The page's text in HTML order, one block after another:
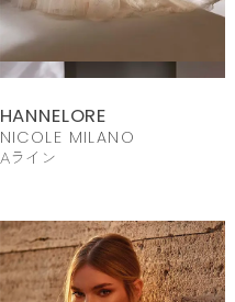
HANNELORE
NICOLE MILANO
Aライン